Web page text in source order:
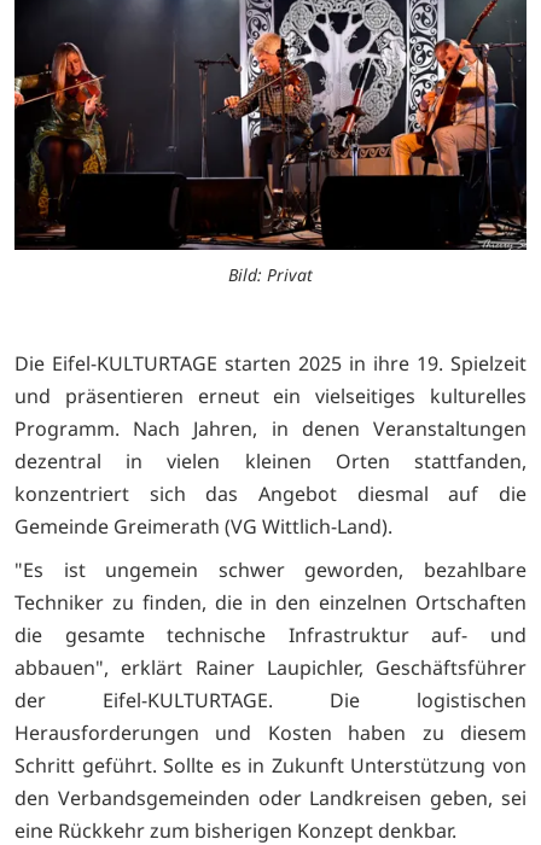
Bild: Privat
Die Eifel-KULTURTAGE starten 2025 in ihre 19. Spielzeit
und präsentieren erneut ein vielseitiges kulturelles
Programm. Nach Jahren, in denen Veranstaltungen
dezentral in vielen kleinen Orten stattfanden,
konzentriert sich das Angebot diesmal auf die
Gemeinde Greimerath (VG Wittlich-Land).
"Es ist ungemein schwer geworden, bezahlbare
Techniker zu finden, die in den einzelnen Ortschaften
die gesamte technische Infrastruktur auf- und
abbauen", erklärt Rainer Laupichler, Geschäftsführer
der Eifel-KULTURTAGE. Die logistischen
Herausforderungen und Kosten haben zu diesem
Schritt geführt. Sollte es in Zukunft Unterstützung von
den Verbandsgemeinden oder Landkreisen geben, sei
eine Rückkehr zum bisherigen Konzept denkbar.